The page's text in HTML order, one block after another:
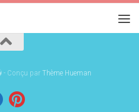
- Conçu parThème Hueman